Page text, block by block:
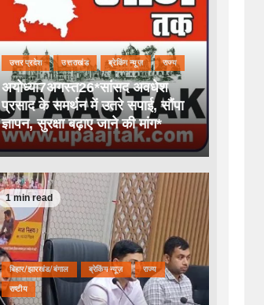
उत्तर प्रदेश उत्तराखंड ब्रेकिंग न्यूज़ राज्य
अयोध्या7अगस्त26*सांसद अवधेश
प्रसाद के समर्थन में उतरे सपाई, सौंपा
ज्ञापन, सुरक्षा बढ़ाए जाने की मांग*
1 min read
बिहार/झारखंड/बंगाल ब्रेकिंग न्यूज़ राज्य
राष्टीय